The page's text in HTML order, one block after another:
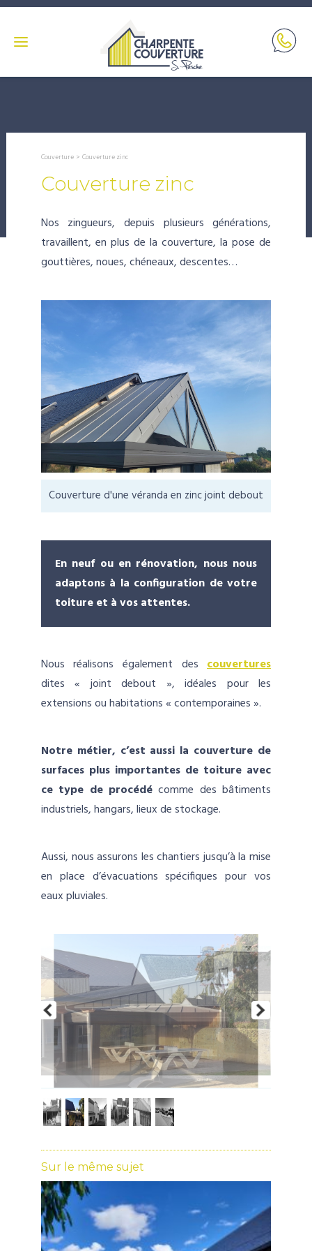
Couverture > Couverture zinc
Couverture zinc
Nos zingueurs, depuis plusieurs générations,
travaillent, en plus de la couverture, la pose de
gouttières, noues,chéneaux, descentes…
Couverture d'une véranda en zinc joint debout
En neuf ou en rénovation, nous nous
adaptons à la configuration de votre
toiture et à vos attentes.
Nous réalisons également descouvertures
dites « joint debout », idéales pour les
extensions ou habitations « contemporaines ».
Notre métier, c’est aussi la couverture de
surfaces plus importantes de toiture avec
ce type de procédécomme des bâtiments
industriels, hangars, lieux de stockage.
Aussi, nous assurons les chantiers jusqu’à la mise
en place d’évacuations spécifiques pour vos
eaux pluviales.
Sur le même sujet